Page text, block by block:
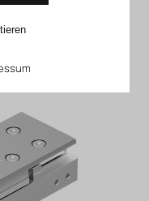
| ECLASS-Code (5.1)